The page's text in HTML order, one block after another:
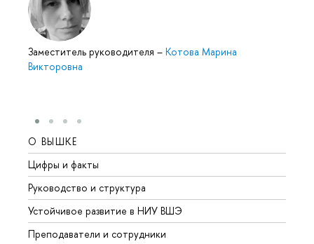
Заместитель руководителя – Котова Марина
Викторовна
О ВЫШКЕ
Цифры и факты
Руководство и структура
Устойчивое развитие в НИУ ВШЭ
Преподаватели и сотрудники